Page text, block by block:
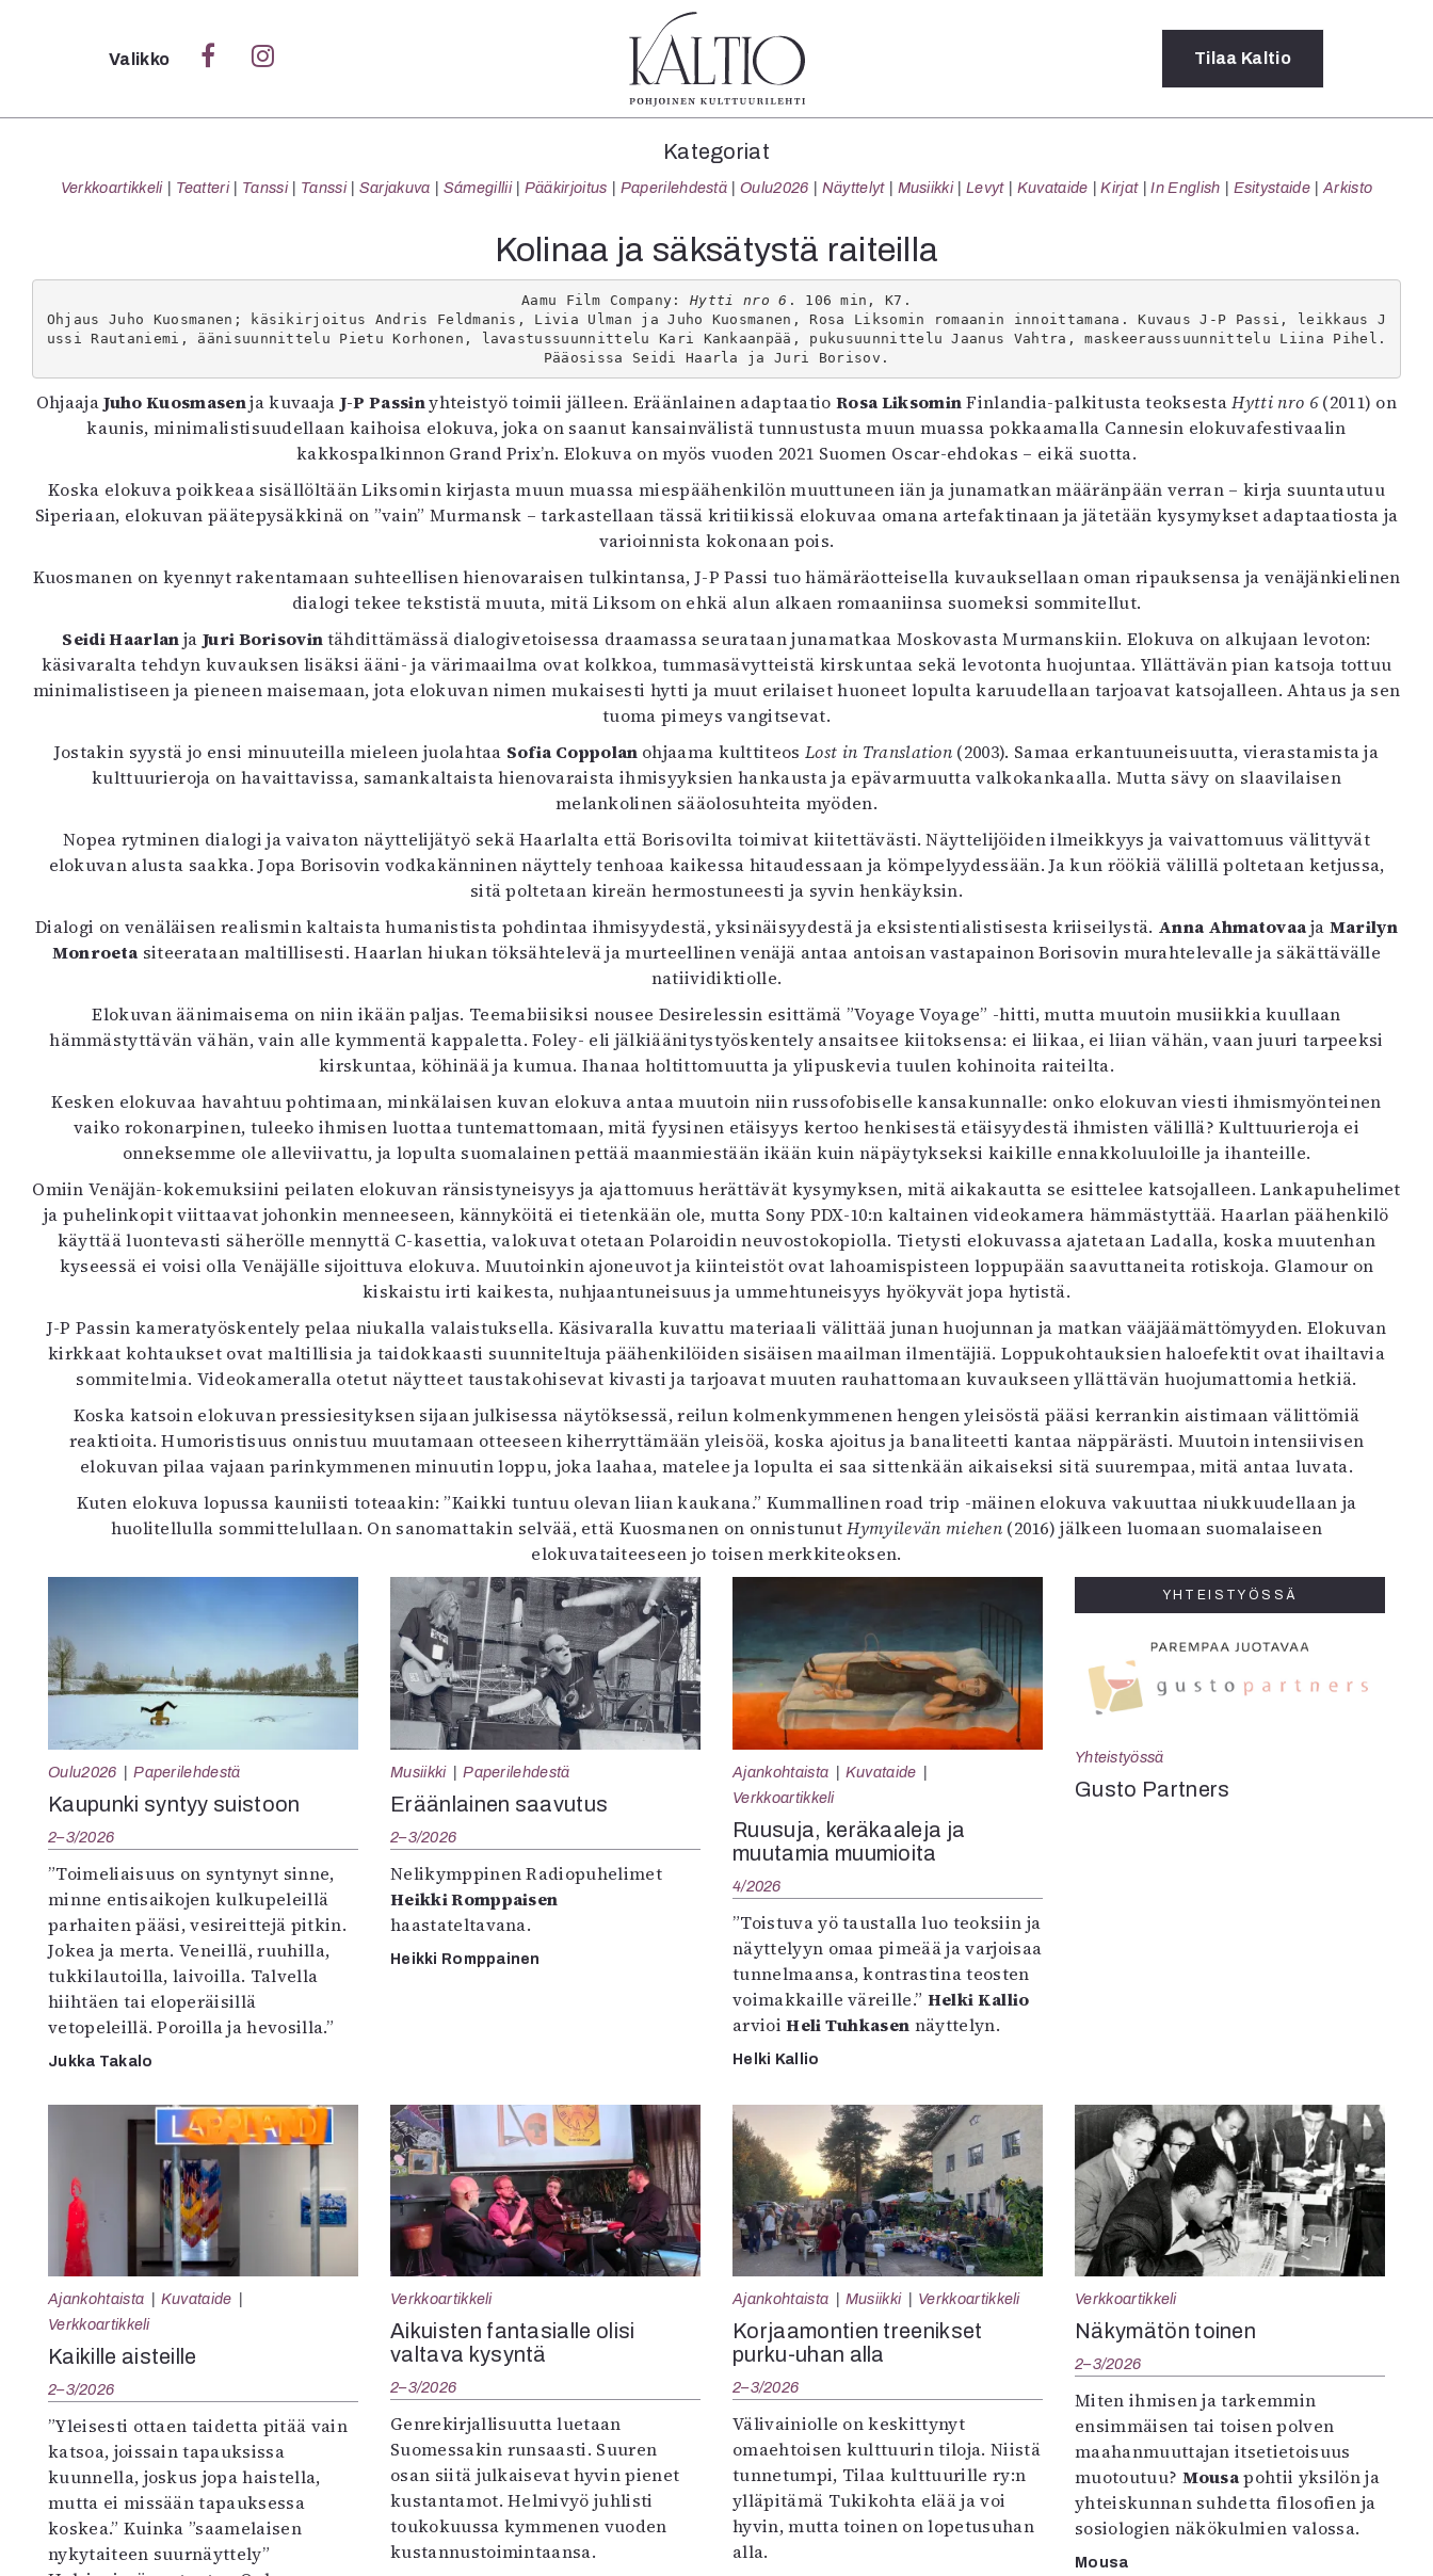
Sulje
Verkkoartikkeli
Tanssi
Tanssi
Sarjakuva
Sámegillii
Pääkirjoitus
Paperilehdestä
Oulu2026
Näyttelyt
Musiikki
Levyt
Kuvataide
Kirjat
Esitystaide
Arkisto
Lehdet
4/2026
1/2026
6/2025
5/2025 saame
5/2025
Lehtiarkisto
Tilaus ja
Yhteistyössä
Toimitus
Mediatiedot
Kaltio ry
Valikko Tilaa Kaltio
Kategoriat
Verkkoartikkeli Teatteri Tanssi Tanssi Sarjakuva Sámegillii Pääkirjoitus Paperilehdestä Oulu2026 Näyttelyt Musiikki Levyt Kuvataide Kirjat In English Esitystaide Arkisto
Kolinaa ja säksätystä raiteilla
Aamu Film Company: Hytti nro 6 . 106 min, K7.
Ohjaus Juho Kuosmanen; käsikirjoitus Andris Feldmanis, Livia Ulman ja Juho Kuosmanen, Rosa Liksomin romaanin innoittamana. Kuvaus J-P Passi, leikkaus J
ussi Rautaniemi, äänisuunnittelu Pietu Korhonen, lavastussuunnittelu Kari Kankaanpää, pukusuunnittelu Jaanus Vahtra, maskeeraussuunnittelu Liina Pihel.
Pääosissa Seidi Haarla ja Juri Borisov.
OhjaajaJuho Kuosmasenja kuvaaja J-P Passinyhteistyö toimii jälleen. Eräänlainen adaptaatio Rosa LiksominFinlandia-palkitusta teoksestaHytti nro 6(2011) on
kaunis, minimalistisuudellaan kaihoisa elokuva, joka on saanut kansainvälistä tunnustusta muun muassa pokkaamalla Cannesin elokuvafestivaalin
kakkospalkinnon Grand Prix’n. Elokuva on myös vuoden 2021 Suomen Oscar-ehdokas – eikä suotta.
Koska elokuva poikkeaa sisällöltään Liksomin kirjasta muun muassa miespäähenkilön muuttuneen iän ja junamatkan määränpään verran – kirja suuntautuu
Siperiaan, elokuvan päätepysäkkinä on ”vain” Murmansk – tarkastellaan tässä kritiikissä elokuvaa omana artefaktinaan ja jätetään kysymykset adaptaatiosta ja
varioinnista kokonaan pois.
Kuosmanen on kyennyt rakentamaan suhteellisen hienovaraisen tulkintansa, J-P Passi tuo hämäräotteisella kuvauksellaan oman ripauksensa ja venäjänkielinen
dialogi tekee tekstistä muuta, mitä Liksom on ehkä alun alkaen romaaniinsa suomeksi sommitellut.
Seidi Haarlanja Juri Borisovintähdittämässä dialogivetoisessa draamassa seurataan junamatkaa Moskovasta Murmanskiin. Elokuva on alkujaan levoton:
käsivaralta tehdyn kuvauksen lisäksi ääni- ja värimaailma ovat kolkkoa, tummasävytteistä kirskuntaa sekä levotonta huojuntaa. Yllättävän pian katsoja tottuu
minimalistiseen ja pieneen maisemaan, jota elokuvan nimen mukaisesti hytti ja muut erilaiset huoneet lopulta karuudellaan tarjoavat katsojalleen. Ahtaus ja sen
tuoma pimeys vangitsevat.
Jostakin syystä jo ensi minuuteilla mieleen juolahtaa Sofia Coppolan ohjaama kulttiteosLost in Translation (2003). Samaa erkantuuneisuutta, vierastamista ja
kulttuurieroja on havaittavissa, samankaltaista hienovaraista ihmisyyksien hankausta ja epävarmuutta valkokankaalla. Mutta sävy on slaavilaisen
melankolinen sääolosuhteita myöden.
Nopea rytminen dialogi ja vaivaton näyttelijätyö sekä Haarlalta että Borisovilta toimivat kiitettävästi. Näyttelijöiden ilmeikkyys ja vaivattomuus välittyvät
elokuvan alusta saakka. Jopa Borisovin vodkakänninen näyttely tenhoaa kaikessa hitaudessaan ja kömpelyydessään. Ja kun röökiä välillä poltetaan ketjussa,
sitä poltetaan kireän hermostuneesti ja syvin henkäyksin.
Dialogi on venäläisen realismin kaltaista humanistista pohdintaa ihmisyydestä, yksinäisyydestä ja eksistentialistisesta kriiseilystä. Anna Ahmatovaaja Marilyn
Monroeta siteerataan maltillisesti. Haarlan hiukan töksähtelevä ja murteellinen venäjä antaa antoisan vastapainon Borisovin murahtelevalle ja säkättävälle
natiividiktiolle.
Elokuvan äänimaisema on niin ikään paljas. Teemabiisiksi nousee Desirelessin esittämä ”Voyage Voyage” -hitti, mutta muutoin musiikkia kuullaan
hämmästyttävän vähän, vain alle kymmentä kappaletta. Foley- eli jälkiäänitystyöskentely ansaitsee kiitoksensa: ei liikaa, ei liian vähän, vaan juuri tarpeeksi
kirskuntaa, köhinää ja kumua. Ihanaa holtittomuutta ja ylipuskevia tuulen kohinoita raiteilta.
Kesken elokuvaa havahtuu pohtimaan, minkälaisen kuvan elokuva antaa muutoin niin russofobiselle kansakunnalle: onko elokuvan viesti ihmismyönteinen
vaiko rokonarpinen, tuleeko ihmisen luottaa tuntemattomaan, mitä fyysinen etäisyys kertoo henkisestä etäisyydestä ihmisten välillä? Kulttuurieroja ei
onneksemme ole alleviivattu, ja lopulta suomalainen pettää maanmiestään ikään kuin näpäytykseksi kaikille ennakkoluuloille ja ihanteille.
Omiin Venäjän-kokemuksiini peilaten elokuvan ränsistyneisyys ja ajattomuus herättävät kysymyksen, mitä aikakautta se esittelee katsojalleen. Lankapuhelimet
ja puhelinkopit viittaavat johonkin menneeseen, kännyköitä ei tietenkään ole, mutta Sony PDX-10:n kaltainen videokamera hämmästyttää. Haarlan päähenkilö
käyttää luontevasti säherölle mennyttä C-kasettia, valokuvat otetaan Polaroidin neuvostokopiolla. Tietysti elokuvassa ajatetaan Ladalla, koska muutenhan
kyseessä ei voisi olla Venäjälle sijoittuva elokuva. Muutoinkin ajoneuvot ja kiinteistöt ovat lahoamispisteen loppupään saavuttaneita rotiskoja. Glamour on
kiskaistu irti kaikesta, nuhjaantuneisuus ja ummehtuneisyys hyökyvät jopa hytistä.
J-P Passin kameratyöskentely pelaa niukalla valaistuksella. Käsivaralla kuvattu materiaali välittää junan huojunnan ja matkan vääjäämättömyyden. Elokuvan
kirkkaat kohtaukset ovat maltillisia ja taidokkaasti suunniteltuja päähenkilöiden sisäisen maailman ilmentäjiä. Loppukohtauksien haloefektit ovat ihailtavia
sommitelmia. Videokameralla otetut näytteet taustakohisevat kivasti ja tarjoavat muuten rauhattomaan kuvaukseen yllättävän huojumattomia hetkiä.
Koska katsoin elokuvan pressiesityksen sijaan julkisessa näytöksessä, reilun kolmenkymmenen hengen yleisöstä pääsi kerrankin aistimaan välittömiä
reaktioita. Humoristisuus onnistuu muutamaan otteeseen kiherryttämään yleisöä, koska ajoitus ja banaliteetti kantaa näppärästi. Muutoin intensiivisen
elokuvan pilaa vajaan parinkymmenen minuutin loppu, joka laahaa, matelee ja lopulta ei saa sittenkään aikaiseksi sitä suurempaa, mitä antaa luvata.
Kuten elokuva lopussa kauniisti toteaakin: ”Kaikki tuntuu olevan liian kaukana.” Kummallinen road trip -mäinen elokuva vakuuttaa niukkuudellaan ja
huolitellulla sommittelullaan. On sanomattakin selvää, että Kuosmanen on onnistunutHymyilevän miehen (2016) jälkeen luomaan suomalaiseen
elokuvataiteeseen jo toisen merkkiteoksen.
Oulu2026 Paperilehdestä
Kaupunki syntyy suistoon
2–3/2026
”Toimeliaisuus on syntynyt sinne,
minne entisaikojen kulkupeleillä
parhaiten pääsi, vesireittejä pitkin.
Jokea ja merta. Veneillä, ruuhilla,
tukkilautoilla, laivoilla. Talvella
hiihtäen tai eloperäisillä
vetopeleillä. Poroilla ja hevosilla.”
Jukka Takalo
Musiikki Paperilehdestä
Eräänlainen saavutus
2–3/2026
Nelikymppinen Radiopuhelimet
Heikki Romppaisen
haastateltavana.
Heikki Romppainen
Ajankohtaista
Kuvataide
Verkkoartikkeli
Ruusuja, keräkaaleja ja
muutamia muumioita
4/2026
”Toistuva yö taustalla luo teoksiin ja
näyttelyyn omaa pimeää ja varjoisaa
tunnelmaansa, kontrastina teosten
voimakkaille väreille.” Helki Kallio
arvioiHeli Tuhkasen näyttelyn.
Helki Kallio
YHTEISTYÖSSÄ
Yhteistyössä
Gusto Partners
Ajankohtaista
Kuvataide
Verkkoartikkeli
Kaikille aisteille
2–3/2026
”Yleisesti ottaen taidetta pitää vain
katsoa, joissain tapauksissa
kuunnella, joskus jopa haistella,
mutta ei missään tapauksessa
koskea.” Kuinka ”saamelaisen
nykytaiteen suurnäyttely”
Verkkoartikkeli
Aikuisten fantasialle olisi
valtava kysyntä
2–3/2026
Genrekirjallisuutta luetaan
Suomessakin runsaasti. Suuren
osan siitä julkaisevat hyvin pienet
kustantamot. Helmivyö juhlisti
toukokuussa kymmenen vuoden
kustannustoimintaansa.
Ajankohtaista Musiikki Verkkoartikkeli
Korjaamontien treenikset
purku-uhan alla
2–3/2026
Välivainiolle on keskittynyt
omaehtoisen kulttuurin tiloja. Niistä
tunnetumpi, Tilaa kulttuurille ry:n
ylläpitämä Tukikohta elää ja voi
hyvin, mutta toinen on lopetusuhan
alla.
Verkkoartikkeli
Näkymätön toinen
2–3/2026
Miten ihmisen ja tarkemmin
ensimmäisen tai toisen polven
maahanmuuttajan itsetietoisuus
muotoutuu? Mousapohtii yksilön ja
yhteiskunnan suhdetta filosofien ja
sosiologien näkökulmien valossa.
Mousa